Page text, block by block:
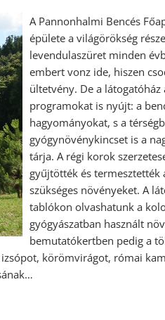
A Pannonhalmi Bencés
épülete a világörökség
levendulaszüret minden
embert vonz ide, hiszen
ültetvény. De a látogatóház
programokat is nyújt: a
hagyományokat, s a
gyógynövénykincset is a
tárja. A régi korok
gyűjtötték és termesztették
szükséges növényeket. A
tablókon olvashatunk a
gyógyászatban használt
bemutatókertben pedig a
körömvirágot, római